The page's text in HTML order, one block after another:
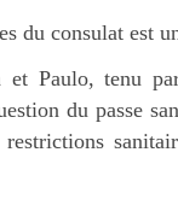
du consulat est
et Paulo, tenu
du passe